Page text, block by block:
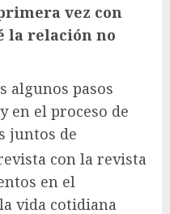
vez con
la relación no
algunos pasos
en el proceso de
juntos de
con la revista
en el
vida cotidiana